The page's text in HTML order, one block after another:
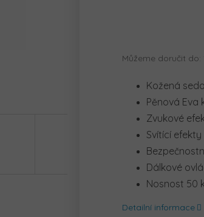
Můžeme doručit do:
Kožená
Pěnová Eva
Zvukové
Svítící efekty
Dálkové
Nosnost 50
Detailní informace